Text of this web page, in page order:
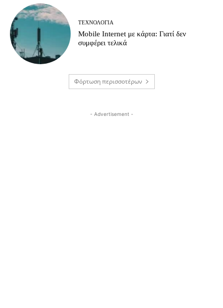
ΤΕΧΝΟΛΟΓΊΑ
Mobile Internet με κάρτα: Γιατί δεν
συμφέρει τελικά
Φόρτωση περισσοτέρων
- Advertisement -